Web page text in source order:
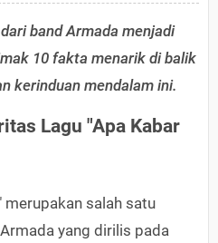
band Armada menjadi
10 fakta menarik di balik
kerinduan mendalam ini.
Lagu "Apa Kabar
merupakan salah satu
yang dirilis pada